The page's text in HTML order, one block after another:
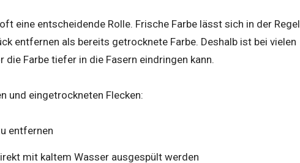
eine entscheidende Rolle. Frische Farbe lässt sich in der Regel
entfernen als bereits getrocknete Farbe. Deshalb ist bei vielen
Farbe tiefer in die Fasern eindringen kann.
und eingetrockneten Flecken:
entfernen
mit kaltem Wasser ausgespült werden